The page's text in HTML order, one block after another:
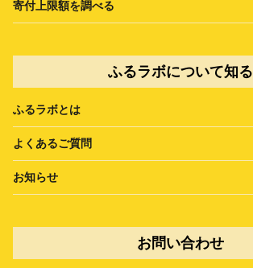
寄付上限額を調べる
ふるラボについて知る
ふるラボとは
よくあるご質問
お知らせ
お問い合わせ